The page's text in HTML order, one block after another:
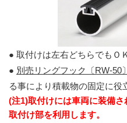
● 取付けは左右どちらでもＯ
● 別売リングフック〔RW-50〕
る事により積載物の固定に役
(注1)取付けには車両に装備
取付け部を利用します。